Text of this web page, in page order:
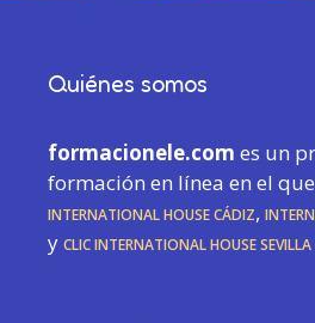
Quiénes somos
formacionele.com es un
formación en línea en el
International House Cádiz,
yCLIC International House Sevilla